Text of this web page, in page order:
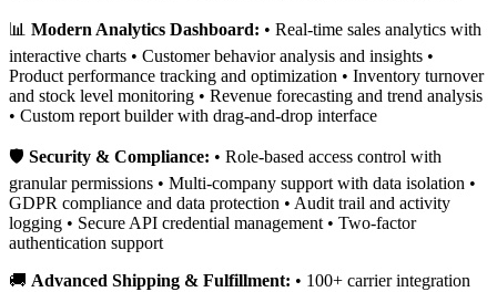
📊 Modern Analytics Dashboard: • Real-time sales analytics with
interactive charts • Customer behavior analysis and insights •
Product performance tracking and optimization • Inventory turnover
and stock level monitoring • Revenue forecasting and trend analysis
• Custom report builder with drag-and-drop interface
🛡️ Security & Compliance: • Role-based access control with
granular permissions • Multi-company support with data isolation •
GDPR compliance and data protection • Audit trail and activity
logging • Secure API credential management • Two-factor
authentication support
🚚 Advanced Shipping & Fulfillment: • 100+ carrier integration